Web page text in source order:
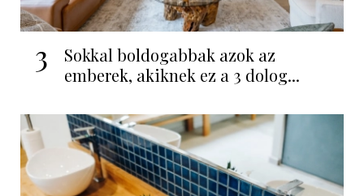
3
Sokkal boldogabbak azok az
emberek, akiknek ez a 3 dolog...